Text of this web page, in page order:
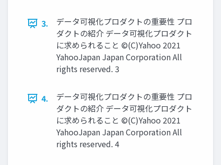
3.
データ可視化プロダクトの重要性 プロ
ダクトの紹介 データ可視化プロダクト
に求められること ©(C)Yahoo 2021
YahooJapan Japan Corporation All
rights reserved. 3
4.
データ可視化プロダクトの重要性 プロ
ダクトの紹介 データ可視化プロダクト
に求められること ©(C)Yahoo 2021
YahooJapan Japan Corporation All
rights reserved. 4